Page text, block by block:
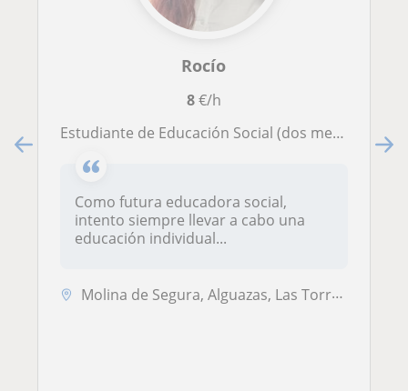
Rocío
8€/h
Estudiante de Educación Social (dos meses para acabar), con años de experiencia en clases a niños desde 3 hasta 16 aprox. Asignaturas según el curso: en primaria todas, en secundaria lengua, inglés, historia, y otras de la rama de humanidades.
Como futura educadora social,
intento siempre llevar a cabo una
educación individual...
Molina de Segura, Alguazas, Las Torres de Cotillas